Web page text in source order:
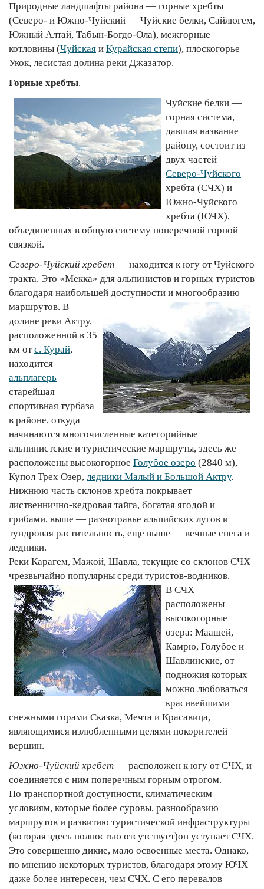
Природные ландшафты района — горные хребты
(Северо- и Южно-Чуйский — Чуйские белки, Сайлюгем,
Южный Алтай, Табын-Богдо-Ола), межгорные
котловины (Чуйская и Курайская степи), плоскогорье
Укок, лесистая долина реки Джазатор.
Горные хребты.
Чуйские белки —
горная система,
давшая название
району, состоит из
двух частей —
Северо-Чуйского
хребта (СЧХ) и
Южно-Чуйского
хребта (ЮЧХ),
объединенных в общую систему поперечной горной
связкой.
Северо-Чуйский хребет — находится к югу от Чуйского
тракта. Это «Мекка» для альпинистов и горных туристов
благодаря наибольшей доступности и многообразию
маршрутов. В
долине реки Актру,
расположенной в 35
км отс. Курай,
находится
альплагерь —
старейшая
спортивная турбаза
в районе, откуда
начинаются многочисленные категорийные
альпинистские и туристические маршруты, здесь же
расположены высокогорное Голубое озеро (2840 м),
Купол Трех Озер, ледники Малый и Большой Актру.
Нижнюю часть склонов хребта покрывает
лиственнично-кедровая тайга, богатая ягодой и
грибами, выше — разнотравье альпийских лугов и
тундровая растительность, еще выше — вечные снега и
ледники.
Реки Карагем, Мажой, Шавла, текущие со склонов СЧХ
чрезвычайно популярны среди туристов-водников.
В СЧХ
расположены
высокогорные
озера: Маашей,
Камрю, Голубое и
Шавлинские, от
подножия которых
можно любоваться
красивейшими
снежными горами Сказка, Мечта и Красавица,
являющимися излюбленными целями покорителей
вершин.
Южно-Чуйский хребет — расположен к югу от СЧХ, и
соединяется с ним поперечным горным отрогом.
По транспортной доступности, климатическим
условиям, которые более суровы, разнообразию
маршрутов и развитию туристической инфраструктуры
(которая здесь полностью отсутствует)он уступает СЧХ.
Это совершенно дикие, мало освоенные места. Однако,
по мнению некоторых туристов, благодаря этому ЮЧХ
даже более интересен, чем СЧХ. С его перевалов